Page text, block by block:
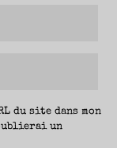
du site dans mon
un